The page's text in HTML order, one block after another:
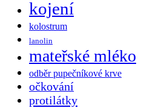
kojení
kolostrum
lanolin
mateřské mléko
odběr pupečníkové krve
očkování
protilátky